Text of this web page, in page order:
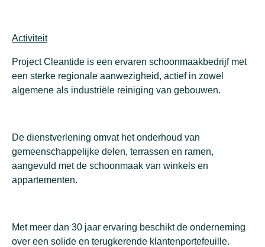
Activiteit
Project Cleantide is een ervaren schoonmaakbedrijf met
een sterke regionale aanwezigheid, actief in zowel
algemene als industriële reiniging van gebouwen.
De dienstverlening omvat het onderhoud van
gemeenschappelijke delen, terrassen en ramen,
aangevuld met de schoonmaak van winkels en
appartementen.
Met meer dan 30 jaar ervaring beschikt de onderneming
over een solide en terugkerende klantenportefeuille.